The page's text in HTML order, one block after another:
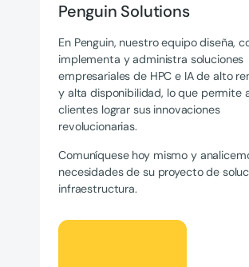
Penguin Solutions
En Penguin, nuestro equipo diseña,
implementa y administra soluciones
empresariales de HPC e IA de alto
y alta disponibilidad, lo que permite
clientes lograr sus innovaciones
revolucionarias.
Comuníquese hoy mismo y
necesidades de su proyecto de
infraestructura.
Hablemos